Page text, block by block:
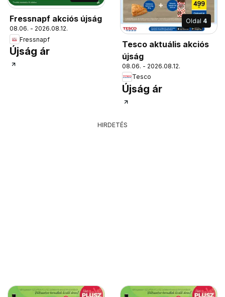
Fressnapf akciós újság
08.06. - 2026.08.12.
Fressnapf
Újság ár
Oldal 4
Tesco aktuális akciós
újság
08.06. - 2026.08.12.
Tesco
Újság ár
HIRDETÉS